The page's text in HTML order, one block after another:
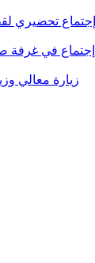
إجتماع تحضيري
إجتماع في غرفة
زيارة معالي